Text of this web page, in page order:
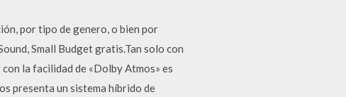
por tipo de genero, o bien por
Small Budget gratis.Tan solo con
la facilidad de «Dolby Atmos» es
presenta un sistema híbrido de